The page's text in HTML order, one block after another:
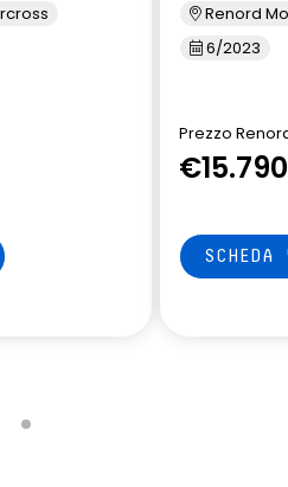
Renord
6/2023
Prezzo
€15.790
SCHEDA